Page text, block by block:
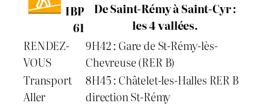
IBP
61
De Saint-Rémy à Saint-Cyr :
les 4 vallées.
RENDEZ-
VOUS
9H42 : Gare de St-Rémy-lès-
Chevreuse (RER B)
Transport
Aller
8H45 : Châtelet-les-Halles RER B
direction St-Rémy